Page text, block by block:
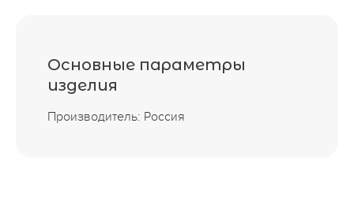
Основные параметры
изделия
Производитель: Россия